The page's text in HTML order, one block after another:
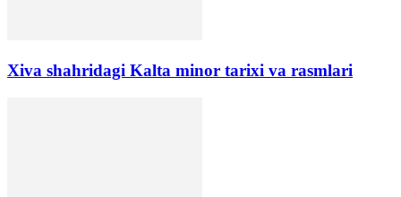
Xiva shahridagi Kalta minor tarixi va rasmlari